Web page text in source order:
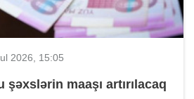
2026, 15:05
maaşı artırılacaq